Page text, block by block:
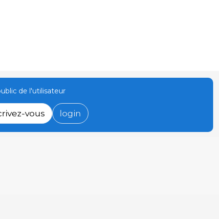
de l'utilisateur
vous login